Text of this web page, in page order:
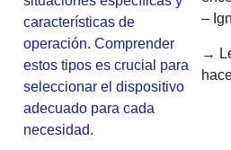
características de
operación. Comprender
estos tipos es crucial para
seleccionar el dispositivo
adecuado para cada
necesidad.
–
→